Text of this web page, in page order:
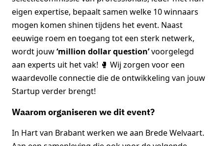
eigen expertise, bepaalt samen welke 10 winnaars
mogen komen shinen tijdens het event. Naast
eeuwige roem en toegang tot een sterk netwerk,
wordt jouw‘million dollar question’voorgelegd
aan experts uit het vak! 🥊 Wij zorgen voor een
waardevolle connectie die de ontwikkeling van jouw
Startup verder brengt!
Waarom organiseren we dit event?
In Hart van Brabant werken we aan Brede Welvaart.